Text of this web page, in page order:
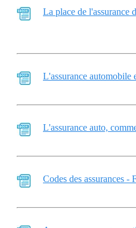
La place de l'assurance
L'assurance automobile
L'assurance auto,
Codes des assurances -